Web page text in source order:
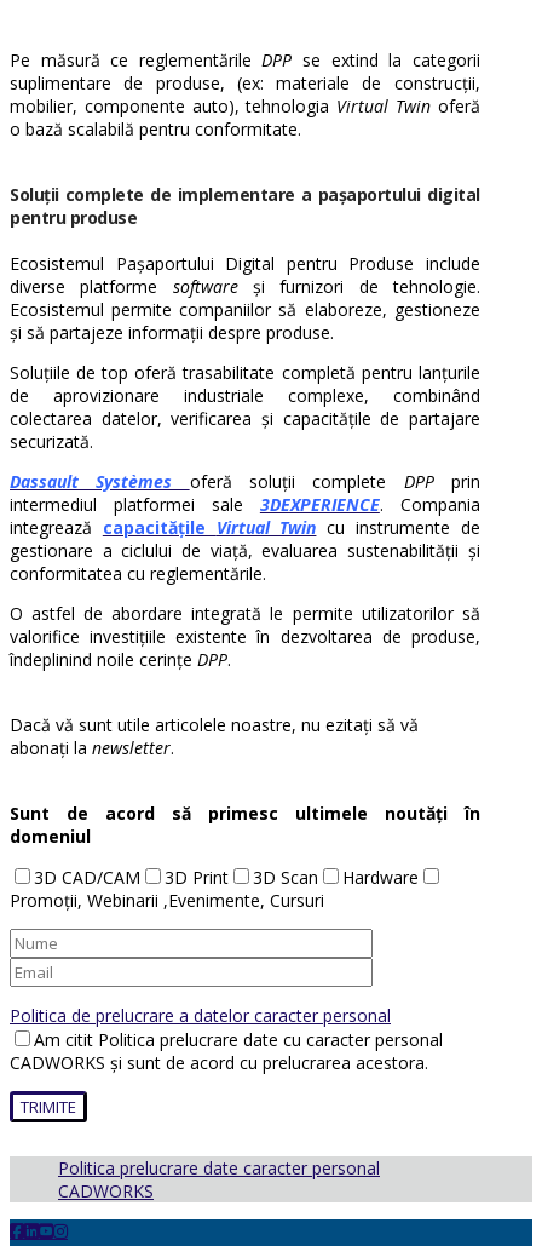
Pe măsură ce reglementărileDPP se extind la categorii
suplimentare de produse, (ex: materiale de construcții,
mobilier, componente auto), tehnologia Virtual Twin oferă
o bază scalabilă pentru conformitate.
Soluții complete de implementare a pașaportului digital
pentru produse
Ecosistemul Pașaportului Digital pentru Produse include
diverse platforme softwareși furnizori de tehnologie.
Ecosistemul permite companiilor să elaboreze, gestioneze
și să partajeze informații despre produse.
Soluțiile de top oferă trasabilitate completă pentru lanțurile
de aprovizionare industriale complexe, combinând
colectarea datelor, verificarea și capacitățile de partajare
securizată.
Dassault Systèmes oferă soluții complete DPPprin
intermediul platformei sale 3DEXPERIENCE. Compania
integrează capacitățile Virtual Twin cu instrumente de
gestionare a ciclului de viață, evaluarea sustenabilității și
conformitatea cu reglementările.
O astfel de abordare integrată le permite utilizatorilor să
valorifice investițiile existente în dezvoltarea de produse,
îndeplinind noile cerințe DPP.
Dacă vă sunt utile articolele noastre, nu ezitați să vă
abonați la newsletter.
Sunt de acord să primesc ultimele noutăți în
domeniul
3D CAD/CAM
3D Print 3D Scan
Hardware
Promoții, Webinarii ,Evenimente, Cursuri
Politica de prelucrare a datelor caracter personal
Am citit Politica prelucrare date cu caracter personal
CADWORKS și sunt de acord cu prelucrarea acestora.
Politica prelucrare date caracter personal
CADWORKS